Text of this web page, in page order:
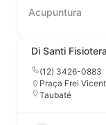
Acupuntura
Di Santi
(12) 3426-0883
Praça Frei
Taubaté